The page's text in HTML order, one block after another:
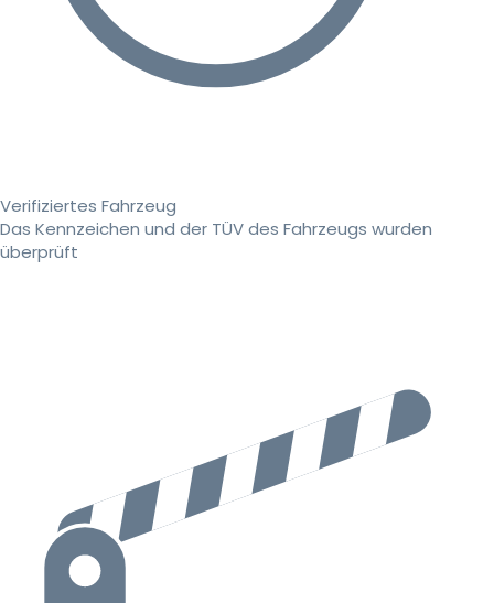
Verifiziertes Fahrzeug
Das Kennzeichen und der TÜV des Fahrzeugs wurden
überprüft